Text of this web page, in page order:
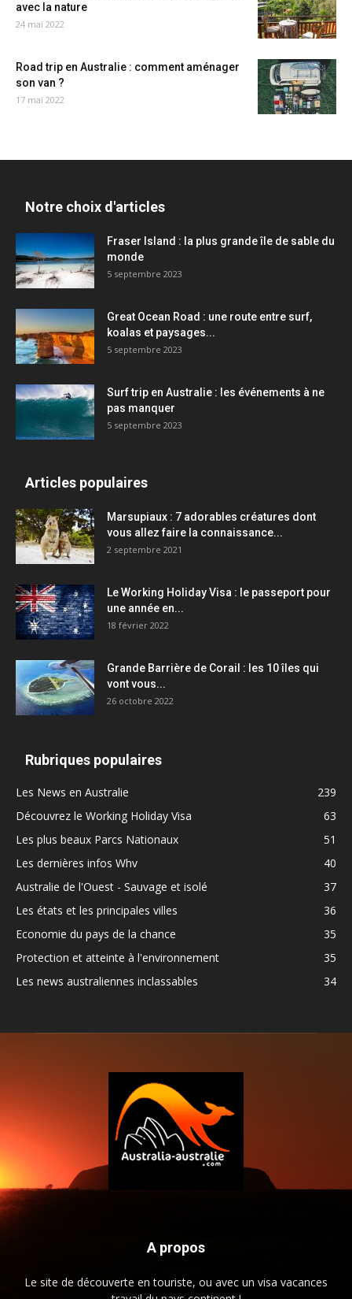
avec la nature
24 mai 2022
Road trip en Australie : comment aménager
son van ?
17 mai 2022
Notre choix d'articles
Fraser Island : la plus grande île de sable du
monde
5 septembre 2023
Great Ocean Road : une route entre surf,
koalas et paysages...
5 septembre 2023
Surf trip en Australie : les événements à ne
pas manquer
5 septembre 2023
Articles populaires
Marsupiaux : 7 adorables créatures dont
vous allez faire la connaissance...
2 septembre 2021
Le Working Holiday Visa : le passeport pour
une année en...
18 février 2022
Grande Barrière de Corail : les 10 îles qui
vont vous...
26 octobre 2022
Rubriques populaires
Les News en Australie
239
Découvrez le Working Holiday Visa
63
Les plus beaux Parcs Nationaux
51
Les dernières infos Whv
40
Australie de l'Ouest - Sauvage et isolé
37
Les états et les principales villes
36
Economie du pays de la chance
35
Protection et atteinte à l'environnement
35
Les news australiennes inclassables
34
A propos
Le site de découverte en touriste, ou avec un visa vacances